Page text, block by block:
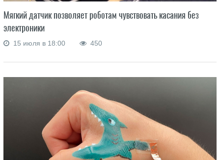
Мягкий датчик позволяет роботам чувствовать касания без
электроники
15 июля в 18:00 450